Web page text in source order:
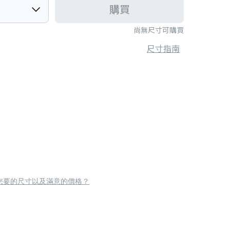
尚無尺寸可購買
購買
尺寸指南
要的尺寸以及滿意的價格？